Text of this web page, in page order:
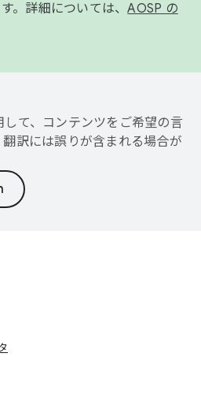
。詳細については、AOSP の
て、コンテンツをご希望の言
訳には誤りが含まれる場合が